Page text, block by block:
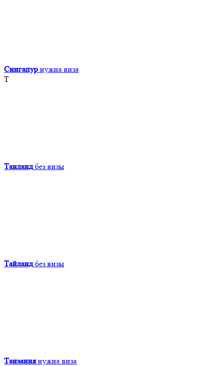
Сингапур нужна виза
Т
Таиланд без визы
Тайланд без визы
Танзания нужна виза